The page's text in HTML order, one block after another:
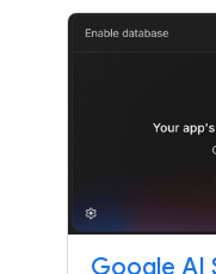
Google AI